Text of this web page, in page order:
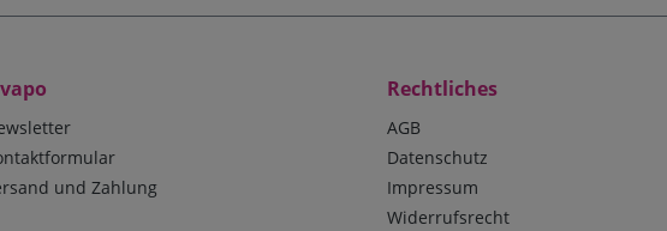
und Zahlung
Rechtliches
AGB
Datenschutz
Impressum
Widerrufsrecht